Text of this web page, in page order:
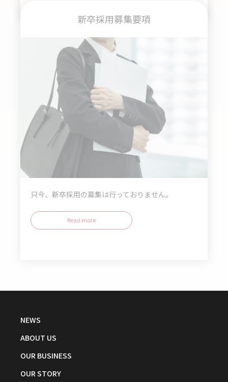
新卒採用募集要項
只今、新卒採用の募集は行っておりません。
Read more
NEWS
ABOUT US
OUR BUSINESS
OUR STORY